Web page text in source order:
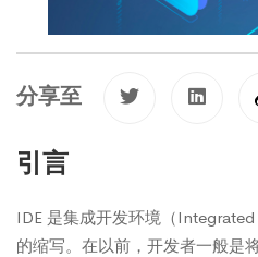
分享至
引言
IDE 是集成开发环境（
的缩写。在以前，开发者一般是